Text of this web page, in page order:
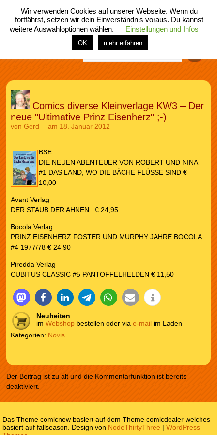
menü
home rubrik buch comic spiel fotos shop
Comics diverse Kleinverlage KW3 – Der
neue "Ultimative Prinz Eisenherz" ;-)
von Gerd am 18. Januar 2012
BSE
DIE NEUEN ABENTEUER VON ROBERT UND NINA
#1 DAS LAND, WO DIE BÄCHE FLÜSSE SIND €
10,00
Avant Verlag
DER STAUB DER AHNEN € 24,95
Bocola Verlag
PRINZ EISENHERZ FOSTER UND MURPHY JAHRE BOCOLA
#4 1977/78 € 24,90
Piredda Verlag
CUBITUS CLASSIC #5 PANTOFFELHELDEN € 11,50
Neuheiten
im Webshop bestellen oder via e-mail im Laden
Kategorien: Novis
Der Beitrag ist zu alt und die Kommentarfunktion ist bereits
deaktiviert.
Das Theme comicnew basiert auf dem Theme comicdealer welches
basiert auf fallseason. Design von NodeThirtyThree |WordPress
Wir verwenden Cookies auf unserer Webseite. Wenn du
fortfährst, setzen wir dein Einverständnis voraus. Du kannst
weitere Auswahloptionen wählen.
Einstellungen und Infos
OK mehr erfahren